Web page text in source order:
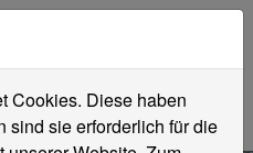
Cookies. Diese haben
sind sie erforderlich für die